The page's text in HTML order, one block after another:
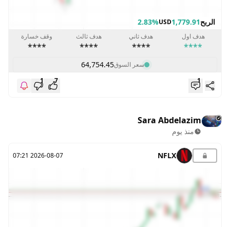
الربح1,779.91
USD
2.83%
هدف اول
****
هدف ثاني
****
هدف ثالث
****
وقف خسارة
****
سعر السوق64,754.45
1
7
1
Sara Abdelazim
منذ يوم
NFLX
2026-08-07 07:21